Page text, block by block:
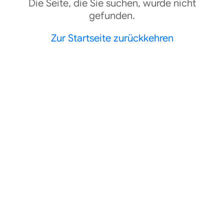
Die Seite, die Sie suchen, wurde nicht
gefunden.
Zur Startseite zurückkehren